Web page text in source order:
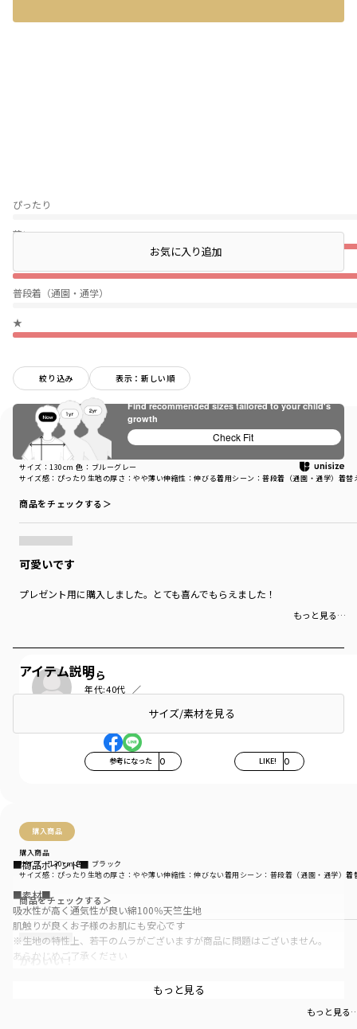
ぴったり
薄い
普段着（通園・通学）
★
絞り込み 表示：新しい順
購入商品
購入商品
サイズ感 ：ぴったり 生地の厚さ ：やや薄い伸縮性 ：伸びる着用シーン ：普段着（通園・通学） 着替
サイズ：130cm 色：ブルーグレー
商品をチェックする＞
可愛いです
プレゼント用に購入しました。とても喜んでもらえました！
もっと見る…
らら
年代:40代
お子さまの年齢:7歳
参考になった 0 LIKE! 0
購入商品
購入商品
サイズ感 ：ぴったり 生地の厚さ ：やや薄い伸縮性 ：伸びない着用シーン ：普段着（通園・通学）着
サイズ：130cm色：ブラック
商品をチェックする＞
かわいい！
お手頃価格で可愛いです❣️娘も気に入ってよくきてきます。
もっと見る
店頭在庫を確認するお気に入り追加
アイテム説明
サイズ/素材を見る
■商品ポイント■
■素材■
吸水性が高く通気性が良い綿100％天竺生地
肌触りが良くお子様のお肌にも安心です
※生地の特性上、若干のムラがございますが商品に問題はございません。
あらかじめご了承ください
もっと見る
Find recommended sizes tailored to your child's
growth
Check Fit